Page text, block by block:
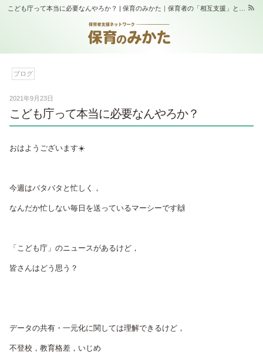
ブログ
2021年9月23日
こども庁って本当に必要なんやろか？
おはようございます☀️
今週はバタバタと忙しく，
なんだか忙しない毎日を送っているマーシーです🙌
「こども庁」のニュースがあるけど，
皆さんはどう思う？
データの共有・一元化に関しては理解できるけど，
不登校，教育格差，いじめ